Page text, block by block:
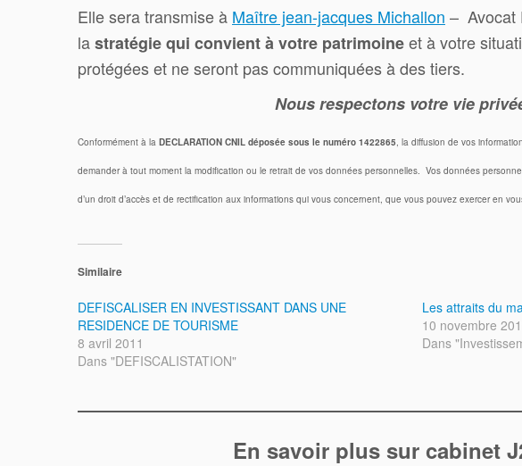
Elle sera transmise à Maître jean-jacques Michallon – Avocat
lastratégie qui convient à votre patrimoineet à votre
protégées et ne seront pas communiquées à des tiers.
Nous respectons votre vie
Conformément à la DECLARATION CNIL déposée sous le numéro 1422865, la diffusion de vos
demander à tout moment la modification ou le retrait de vos données personnelles. Vos données
d’un droit d’accès et de rectification aux informations qui vous concernent, que vous pouvez exercer en
Similaire
DEFISCALISER EN INVESTISSANT DANS UNE
RESIDENCE DE TOURISME
8 avril 2011
Dans "DEFISCALISTATION"
Les attraits du
10 novembre
Dans
En savoir plus sur cabinet